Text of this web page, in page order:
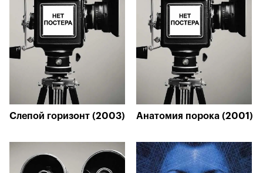
Слепой горизонт (2003) Анатомия порока (2001)